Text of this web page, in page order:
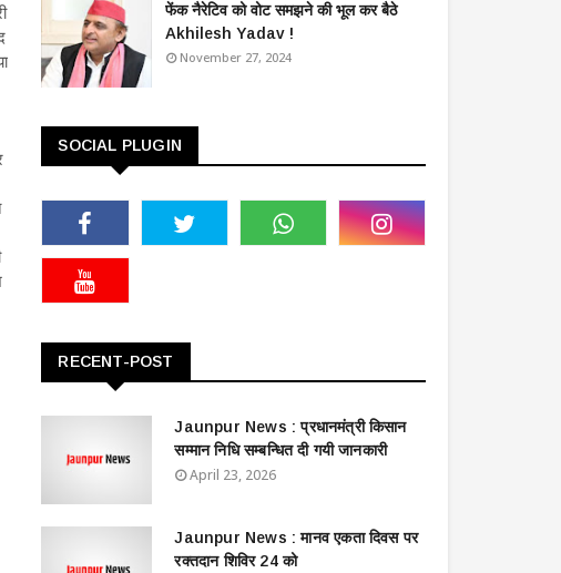
फेंक नैरेटिव को वोट समझने की भूल कर बैठे
Akhilesh Yadav !
November 27, 2024
SOCIAL PLUGIN
RECENT-POST
Jaunpur News : ​प्रधानमंत्री किसान
सम्मान निधि सम्बन्धित दी गयी जानकारी
April 23, 2026
Jaunpur News : ​मानव एकता दिवस पर
रक्तदान शिविर 24 को